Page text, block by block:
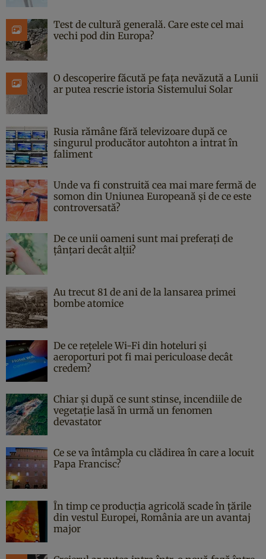
Test de cultură generală. Care este cel mai
vechi pod din Europa?
O descoperire făcută pe fața nevăzută a Lunii
ar putea rescrie istoria Sistemului Solar
Rusia rămâne fără televizoare după ce
singurul producător autohton a intrat în
faliment
Unde va fi construită cea mai mare fermă de
somon din Uniunea Europeană și de ce este
controversată?
De ce unii oameni sunt mai preferați de
țânțari decât alții?
Au trecut 81 de ani de la lansarea primei
bombe atomice
De ce rețelele Wi-Fi din hoteluri și
aeroporturi pot fi mai periculoase decât
credem?
Chiar și după ce sunt stinse, incendiile de
vegetație lasă în urmă un fenomen
devastator
Ce se va întâmpla cu clădirea în care a locuit
Papa Francisc?
În timp ce producția agricolă scade în țările
din vestul Europei, România are un avantaj
major